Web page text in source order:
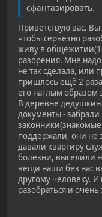
сфантазировать.
Приветствую вас.
чтобы серьезно
живу в
разорения. Мне
не так сделала, или
пришлось ещё 2
его наглым образом
В деревне дедушкин
документы -
поддержали, они не
давали квартиру
болезни, выселили
вещи наши без нас
другому человеку. И
разобраться и